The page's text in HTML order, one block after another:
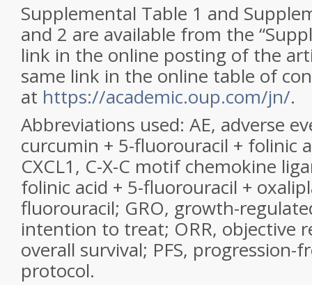
Supplemental Table 1 and
and 2 are available from the
link in the online posting of the
same link in the online table of
at https://academic.oup.com/jn/.
Abbreviations used: AE, adverse
curcumin + 5-fluorouracil + folinic
CXCL1, C-X-C motif chemokine
folinic acid + 5-fluorouracil +
fluorouracil; GRO, growth-
intention to treat; ORR, objective
overall survival; PFS, progression-
protocol.